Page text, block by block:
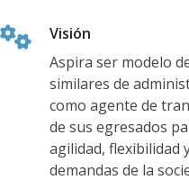
h
i
l
l
e
Visión
Aspira ser modelo
similares de
como agente de
de sus egresados
agilidad, flexibilidad
demandas de la